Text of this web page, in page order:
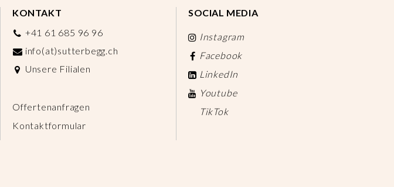
KONTAKT
+41 61 685 96 96
info(at)sutterbegg.ch
Unsere Filialen
Offertenanfragen
Kontaktformular
SOCIAL MEDIA
Instagram
Facebook
LinkedIn
Youtube
TikTok